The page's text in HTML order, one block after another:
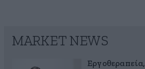
MARKET NEWS
Εργοθεραπεία,